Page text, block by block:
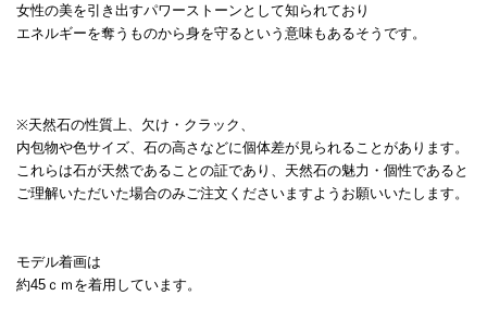
女性の美を引き出すパワーストーンとして知られており
エネルギーを奪うものから身を守るという意味もあるそうです。
※天然石の性質上、欠け・クラック、
内包物や色サイズ、石の高さなどに個体差が見られることがあります。
これらは石が天然であることの証であり、天然石の魅力・個性であると
ご理解いただいた場合のみご注文くださいますようお願いいたします。
モデル着画は
約45ｃｍを着用しています。